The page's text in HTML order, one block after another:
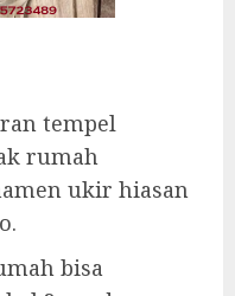
tempel
rumah
ukir hiasan
bisa